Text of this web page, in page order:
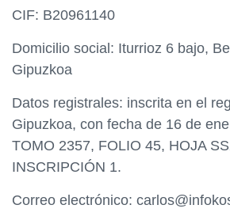
CIF: B20961140
Domicilio social: Iturrioz 6 bajo,
Gipuzkoa
Datos registrales: inscrita en el
Gipuzkoa, con fecha de 16 de
TOMO 2357, FOLIO 45, HOJA
INSCRIPCIÓN 1.
Correo electrónico: